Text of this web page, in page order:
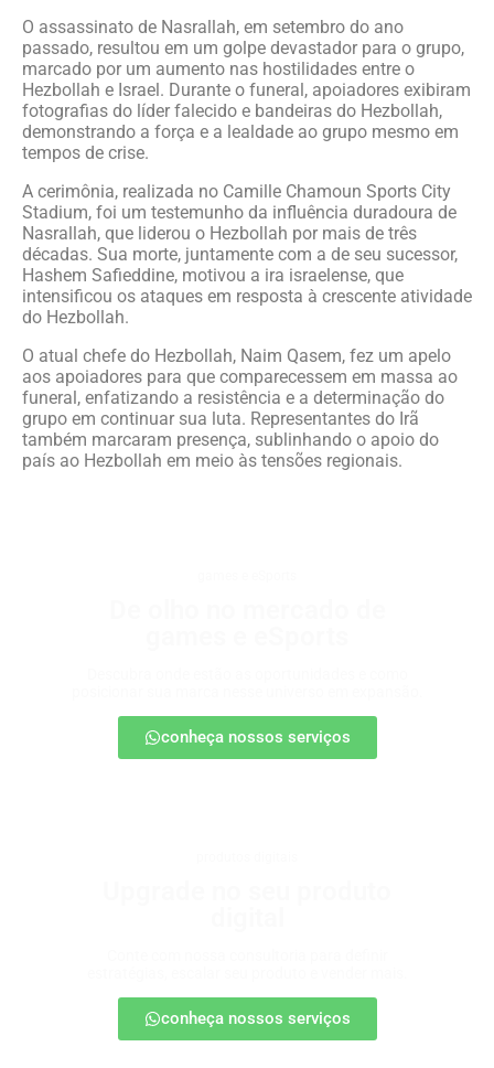
O assassinato de Nasrallah, em setembro do ano
passado, resultou em um golpe devastador para o grupo,
marcado por um aumento nas hostilidades entre o
Hezbollah e Israel. Durante o funeral, apoiadores exibiram
fotografias do líder falecido e bandeiras do Hezbollah,
demonstrando a força e a lealdade ao grupo mesmo em
tempos de crise.
A cerimônia, realizada no Camille Chamoun Sports City
Stadium, foi um testemunho da influência duradoura de
Nasrallah, que liderou o Hezbollah por mais de três
décadas. Sua morte, juntamente com a de seu sucessor,
Hashem Safieddine, motivou a ira israelense, que
intensificou os ataques em resposta à crescente atividade
do Hezbollah.
O atual chefe do Hezbollah, Naim Qasem, fez um apelo
aos apoiadores para que comparecessem em massa ao
funeral, enfatizando a resistência e a determinação do
grupo em continuar sua luta. Representantes do Irã
também marcaram presença, sublinhando o apoio do
país ao Hezbollah em meio às tensões regionais.
conheça nossos serviços
conheça nossos serviços